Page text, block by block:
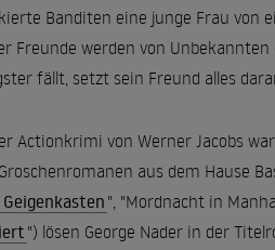
Banditen eine junge Frau von
Freunde werden von
fällt, setzt sein Freund alles
Actionkrimi von Werner Jacobs
aus dem Hause
", "Mordnacht in
") lösen George Nader in der